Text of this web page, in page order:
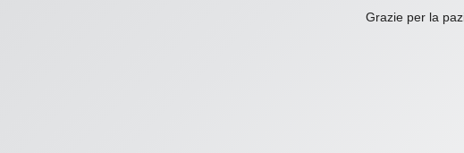
Grazie per la